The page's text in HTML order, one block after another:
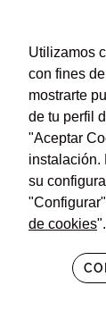
© Irán
Utilizamos
con fines
mostrarte
de tu perfil
"Aceptar
instalación.
su
de cookies".